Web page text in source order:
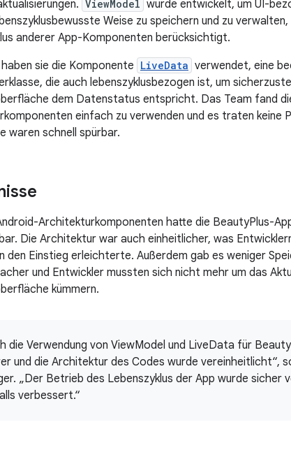
ViewModel wurde entwickelt, um UI-
Weise zu speichern und zu verwalten,
anderer App-Komponenten berücksichtigt.
sie die Komponente LiveData verwendet, eine
die auch lebenszyklusbezogen ist, um
dem Datenstatus entspricht. Das Team fand
einfach zu verwenden und es traten keine
waren schnell spürbar.
Architekturkomponenten hatte die BeautyPlus-
Die Architektur war auch einheitlicher, was
den Einstieg erleichterte. Außerdem gab es weniger
und Entwickler mussten sich nicht mehr um das
kümmern.
die Verwendung von ViewModel und LiveData für
und die Architektur des Codes wurde vereinheitlicht“,
„Der Betrieb des Lebenszyklus der App wurde
verbessert.“